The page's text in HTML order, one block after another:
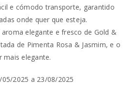
e cómodo transporte, garantido
onde quer que esteja.
elegante e fresco de Gold &
de Pimenta Rosa & Jasmim, e o
mais elegante.
2025 a 23/08/2025